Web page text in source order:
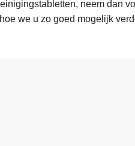
neem dan
we u zo goed mogelijk